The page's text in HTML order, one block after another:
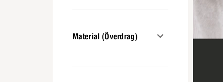
Material (Överdrag)